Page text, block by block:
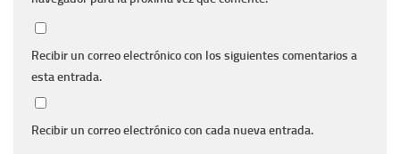
Recibir un correo electrónico con los siguientes comentarios a
esta entrada.
Recibir un correo electrónico con cada nueva entrada.